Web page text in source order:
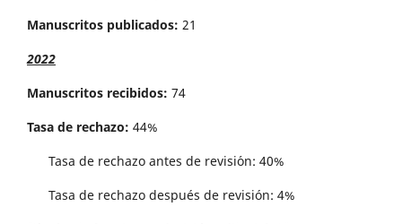
Manuscritos publicados: 21
2022
Manuscritos recibidos: 74
Tasa de rechazo: 44%
Tasa de rechazo antes de revisi´on: 40%
Tasa de rechazo después de revisión: 4%